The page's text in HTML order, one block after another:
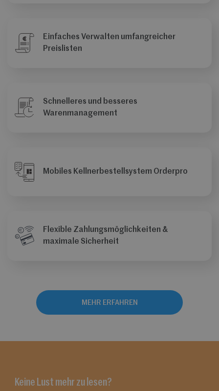
Einfaches Verwalten umfangreicher
Preislisten
Schnelleres und besseres
Warenmanagement
Mobiles Kellnerbestellsystem Orderpro
Flexible Zahlungsmöglichkeiten &
maximale Sicherheit
MEHR ERFAHREN
Keine Lust mehr zu lesen?